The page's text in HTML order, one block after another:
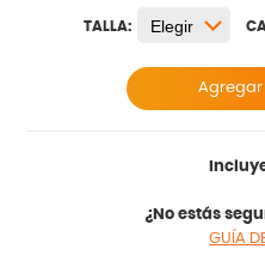
TALLA:
¿No estás
GUÍA